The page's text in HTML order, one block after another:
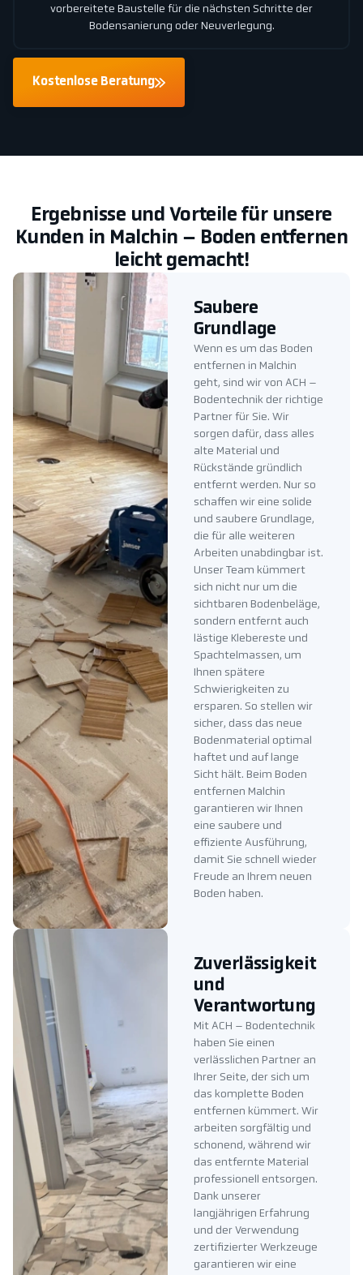
vorbereitete Baustelle für die nächsten Schritte der
Bodensanierung oder Neuverlegung.
Kostenlose Beratung
Ergebnisse und Vorteile für unsere
Kunden in Malchin – Boden entfernen
leicht gemacht!
Saubere
Grundlage
Wenn es um das Boden
entfernen in Malchin
geht, sind wir von ACH –
Bodentechnik der richtige
Partner für Sie. Wir
sorgen dafür, dass alles
alte Material und
Rückstände gründlich
entfernt werden. Nur so
schaffen wir eine solide
und saubere Grundlage,
die für alle weiteren
Arbeiten unabdingbar ist.
Unser Team kümmert
sich nicht nur um die
sichtbaren Bodenbeläge,
sondern entfernt auch
lästige Klebereste und
Spachtelmassen, um
Ihnen spätere
Schwierigkeiten zu
ersparen. So stellen wir
sicher, dass das neue
Bodenmaterial optimal
haftet und auf lange
Sicht hält. Beim Boden
entfernen Malchin
garantieren wir Ihnen
eine saubere und
effiziente Ausführung,
damit Sie schnell wieder
Freude an Ihrem neuen
Boden haben.
Zuverlässigkeit
und
Verantwortung
Mit ACH – Bodentechnik
haben Sie einen
verlässlichen Partner an
Ihrer Seite, der sich um
das komplette Boden
entfernen kümmert. Wir
arbeiten sorgfältig und
schonend, während wir
das entfernte Material
professionell entsorgen.
Dank unserer
langjährigen Erfahrung
und der Verwendung
zertifizierter Werkzeuge
garantieren wir eine